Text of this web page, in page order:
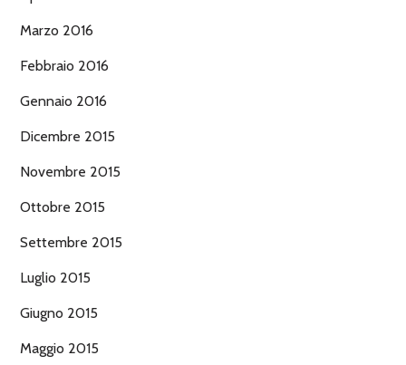
Marzo 2016
Febbraio 2016
Gennaio 2016
Dicembre 2015
Novembre 2015
Ottobre 2015
Settembre 2015
Luglio 2015
Giugno 2015
Maggio 2015